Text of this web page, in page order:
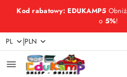
Przejdź do treści głównej
Przejdź do wyszukiwarki
Przejdź do moje konto
Przejdź do menu głównego
Przejdź do opisu produktu
Przejdź do stopki
Kod rabatowy: EDUKAMP5
o 5%!
PL |PLN